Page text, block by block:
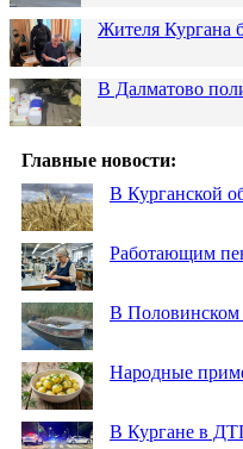
Жителя Кургана
В Далматово
Главные новости:
В Курганской
Работающим
В Половинском
Народные
В Кургане в